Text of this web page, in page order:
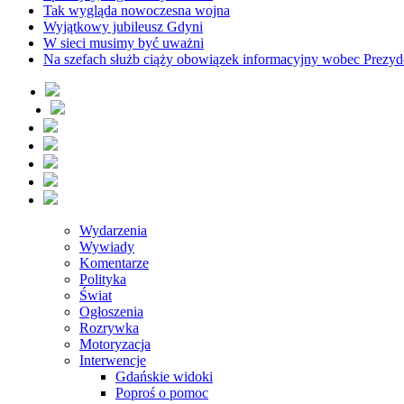
Tak wygląda nowoczesna wojna
Wyjątkowy jubileusz Gdyni
W sieci musimy być uważni
Na szefach służb ciąży obowiązek informacyjny wobec
Wydarzenia
Wywiady
Komentarze
Polityka
Świat
Ogłoszenia
Rozrywka
Motoryzacja
Interwencje
Gdańskie widoki
Poproś o pomoc